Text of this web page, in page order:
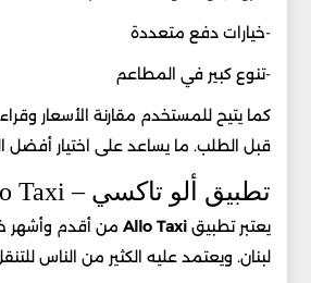
-خيارات دفع متعددة
-تنوع كبير في المطاعم
كما يتيح للمستخدم مقارنة الأسعار
قبل الطلب. ما يساعد على اختيار أفضل
تطبيق ألو تاكسي – Allo Taxi
يعتبر تطبيقAllo Taxi من أقدم وأشهر
لبنان. ويعتمد عليه الكثير من الناس